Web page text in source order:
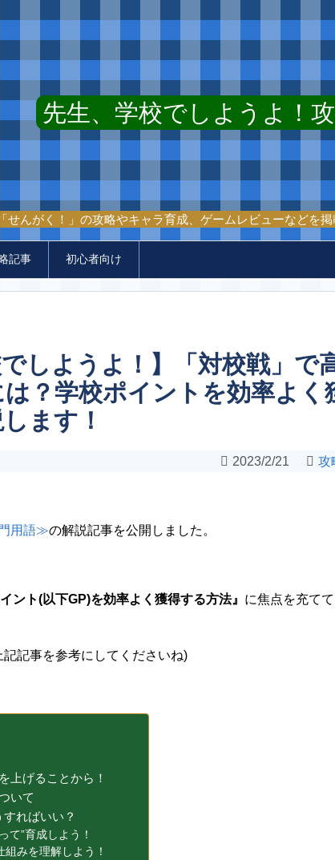
先生、学校でしようよ！
せんがく！」の攻略やキャラ育成、ゲームレビューなどを掲
記事 初心者向け
しようよ！】「対校戦」で
？学校ポイントを効率よく
ます！
2023/2/21 攻
用語≫の解説記事を公開しました。
ント(以下GP)を効率よく獲得する方法』 に焦点を充て
記事を参考にしてくださいね)
上げることから！
いて
ればいい？
て”育成しよう！
みを理解しよう！